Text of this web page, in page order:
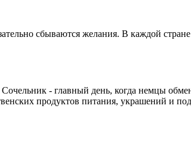
сбываются желания. В каждой
- главный день, когда немцы
продуктов питания, украшений и